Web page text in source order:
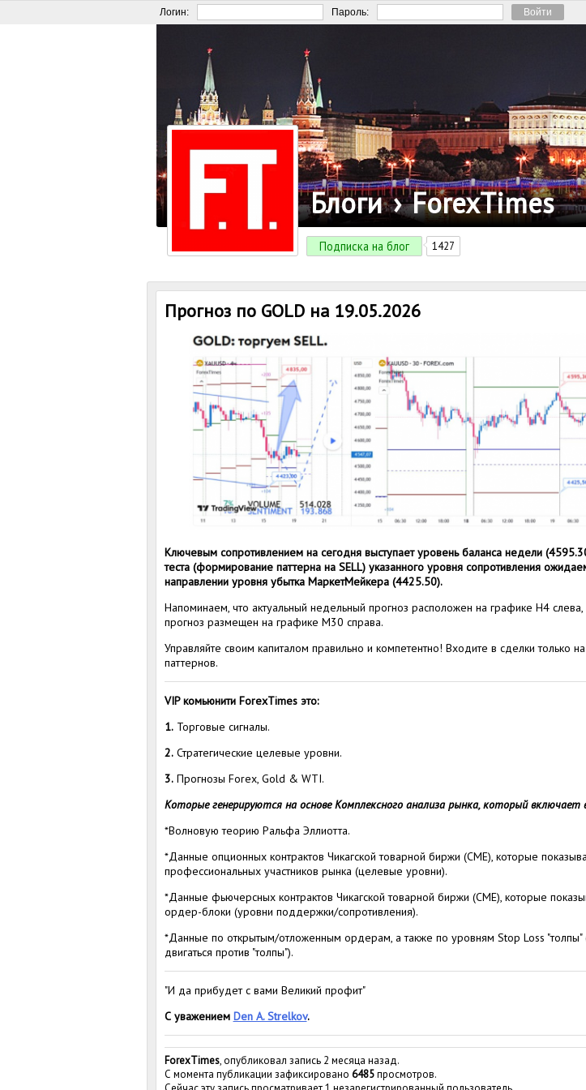
Логин: Пароль:
Блоги › ForexTimes
Подписка на блог 1427
Прогноз по GOLD на 19.05.2026
Ключевым сопротивлением на сегодня выступает уровень баланса недели
теста (формирование паттерна на SELL) указанного уровня сопротивления
направлении уровня убытка МаркетМейкера (4425.50).
Напоминаем, что актуальный недельный прогноз расположен на графике H4
прогноз размещен на графике M30 справа.
Управляйте своим капиталом правильно и компетентно! Входите в сделки только
паттернов.
VIP комьюнити ForexTimes это:
1.Торговые сигналы.
2.Стратегические целевые уровни.
3.Прогнозы Forex, Gold & WTI.
Которые генерируются на основе Комплексного анализа рынка, который включает
*Волновую теорию Ральфа Эллиотта.
*Данные опционных контрактов Чикагской товарной биржи (СМЕ), которые
профессиональных участников рынка (целевые уровни).
*Данные фьючерсных контрактов Чикагской товарной биржи (СМЕ), которые
ордер-блоки (уровни поддержки/сопротивления).
*Данные по открытым/отложенным ордерам, а также по уровням Stop Loss "толпы"
двигаться против "толпы").
"И да прибудет с вами Великий профит"
С уважением Den A. Strelkov.
ForexTimes, опубликовал запись 2 месяца назад.
С момента публикации зафиксировано 6485просмотров.